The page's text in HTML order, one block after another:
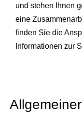
und stehen Ihnen
eine
finden Sie die
Informationen zur